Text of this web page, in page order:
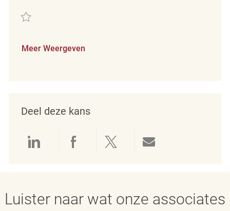
Redden Verkäufer (m/w/d) REQ93645
Meer Weergeven
Deel deze kans
Delen via LinkedIn
Delen via Facebook
Delen via twitter
Luister naar wat onze associates